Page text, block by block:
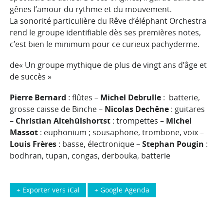
gênes l’amour du rythme et du mouvement.
La sonorité particulière du Rêve d’éléphant Orchestra
rend le groupe identifiable dès ses premières notes,
c’est bien le minimum pour ce curieux pachyderme.
de« Un groupe mythique de plus de vingt ans d’âge et
de succès »
Pierre Bernard : flûtes – Michel Debrulle : batterie,
grosse caisse de Binche – Nicolas Dechêne : guitares
– Christian Altehülshortst : trompettes – Michel
Massot : euphonium ; sousaphone, trombone, voix –
Louis Frères : basse, électronique –Stephan Pougin :
bodhran, tupan, congas, derbouka, batterie
+ Google Agenda
+ Exporter vers iCal